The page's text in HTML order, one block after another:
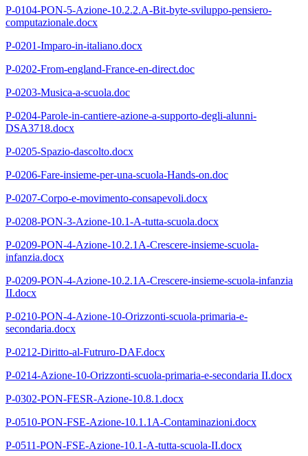
P-0104-PON-5-Azione-10.2.2.A-Bit-byte-sviluppo-pensiero-
computazionale.docx
P-0201-Imparo-in-italiano.docx
P-0202-From-england-France-en-direct.doc
P-0203-Musica-a-scuola.doc
P-0204-Parole-in-cantiere-azione-a-supporto-degli-alunni-
DSA3718.docx
P-0205-Spazio-dascolto.docx
P-0206-Fare-insieme-per-una-scuola-Hands-on.doc
P-0207-Corpo-e-movimento-consapevoli.docx
P-0208-PON-3-Azione-10.1-A-tutta-scuola.docx
P-0209-PON-4-Azione-10.2.1A-Crescere-insieme-scuola-
infanzia.docx
P-0209-PON-4-Azione-10.2.1A-Crescere-insieme-scuola-infanzia
II.docx
P-0210-PON-4-Azione-10-Orizzonti-scuola-primaria-e-
secondaria.docx
P-0212-Diritto-al-Futruro-DAF.docx
P-0214-Azione-10-Orizzonti-scuola-primaria-e-secondaria II.docx
P-0302-PON-FESR-Azione-10.8.1.docx
P-0510-PON-FSE-Azione-10.1.1A-Contaminazioni.docx
P-0511-PON-FSE-Azione-10.1-A-tutta-scuola-II.docx